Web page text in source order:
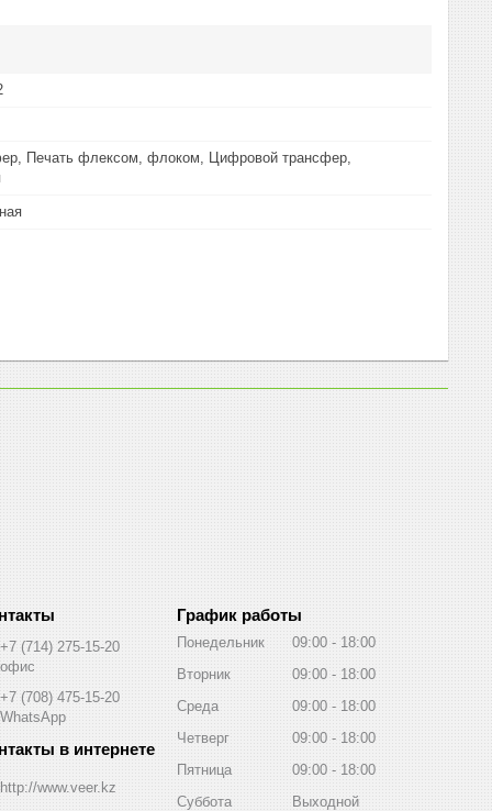
Печать флексом, флоком, Цифровой трансфер,
+7 (714) 275-15-20
офис
+7 (708) 475-15-20
WhatsApp
http://www.veer.kz
График работы
Понедельник 09:00
18:00
Вторник
09:00
18:00
Среда
09:00
18:00
Четверг
09:00
18:00
Пятница
09:00
18:00
Суббота
Выходной